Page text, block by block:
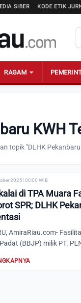
SIBER KODE ETIK
RAGAM
KWH
topik "DLHK Pekanbaru
2025 | 00:00 WIB
di TPA Muara
SPR; DLHK
AmiraRiau.com-
(BBJP) milik PT.